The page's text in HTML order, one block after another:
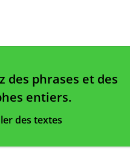
des phrases et des
entiers.
des textes